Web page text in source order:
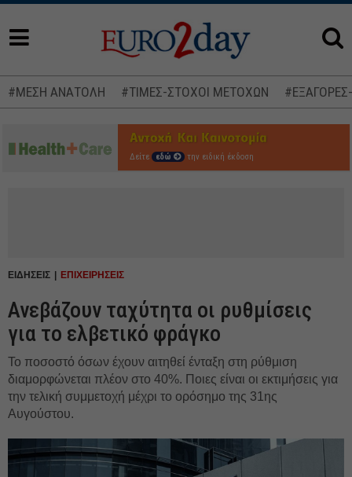
#ΜΕΣΗ ΑΝΑΤΟΛΗ #ΤΙΜΕΣ-ΣΤΟΧΟΙ ΜΕΤΟΧΩΝ
Δείτε εδώ την ειδική έκδοση
ΕΙΔΗΣΕΙΣ ΕΠΙΧΕΙΡΗΣΕΙΣ
Ανεβάζουν ταχύτητα οι ρυθμίσεις
για το ελβετικό φράγκο
Το ποσοστό όσων έχουν αιτηθεί ένταξη στη ρύθμιση
διαμορφώνεται πλέον στο 40%. Ποιες είναι οι εκτιμήσεις για
την τελική συμμετοχή μέχρι το ορόσημο της 31ης
Αυγούστου.